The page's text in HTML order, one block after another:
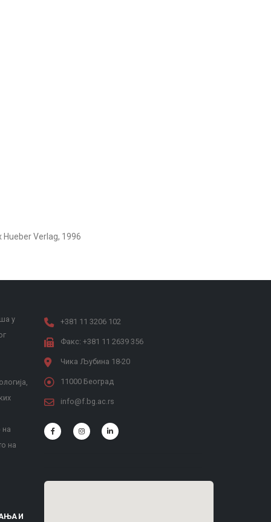
Verlag, 1996
у
на
на
И
+381 11 3206 102
Факс: +381 11 2639 356
Чика Љубина 18-20
11000 Београд
info@f.bg.ac.rs